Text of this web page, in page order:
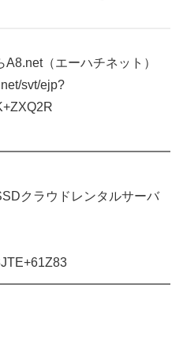
（エーハチネット）
svt/ejp?
クラウドレンタルサーバ